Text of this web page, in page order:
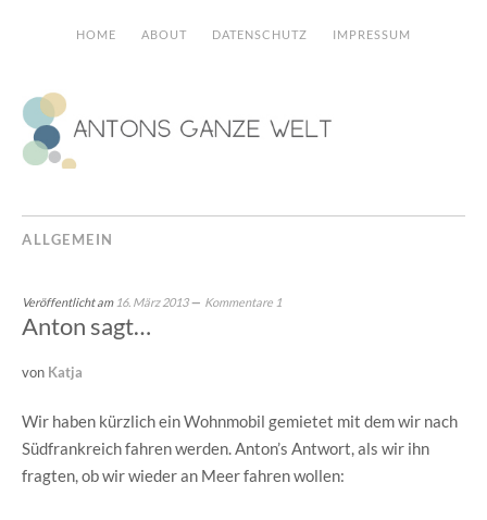
HOME ABOUT DATENSCHUTZ IMPRESSUM
ALLGEMEIN
Veröffentlicht am 16. März 2013 Kommentare 1
Anton sagt…
von Katja
Wir haben kürzlich ein Wohnmobil gemietet mit dem wir nach
Südfrankreich fahren werden. Anton’s Antwort, als wir ihn
fragten, ob wir wieder an Meer fahren wollen: